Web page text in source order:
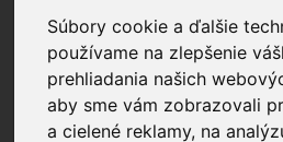
Súbory cookie a ďalšie
používame na zlepšenie
prehliadania našich
aby sme vám zobrazovali
a cielené reklamy, na